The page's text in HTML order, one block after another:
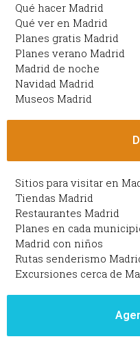
Qué hacer Madrid
Qué ver en Madrid
Planes gratis Madrid
Planes verano Madrid
Madrid de noche
Navidad Madrid
Museos Madrid
Sitios para visitar en
Tiendas Madrid
Restaurantes Madrid
Planes en cada
Madrid con niños
Rutas senderismo
Excursiones cerca de